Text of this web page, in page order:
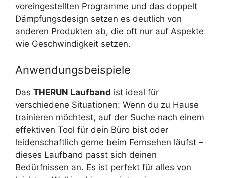
voreingestellten Programme und das doppelt
Dämpfungsdesign setzen es deutlich von
anderen Produkten ab, die oft nur auf Aspekte
wie Geschwindigkeit setzen.
Anwendungsbeispiele
Das THERUN Laufband ist ideal für
verschiedene Situationen: Wenn du zu Hause
trainieren möchtest, auf der Suche nach einem
effektiven Tool für dein Büro bist oder
leidenschaftlich gerne beim Fernsehen läufst –
dieses Laufband passt sich deinen
Bedürfnissen an. Es ist perfekt für alles von